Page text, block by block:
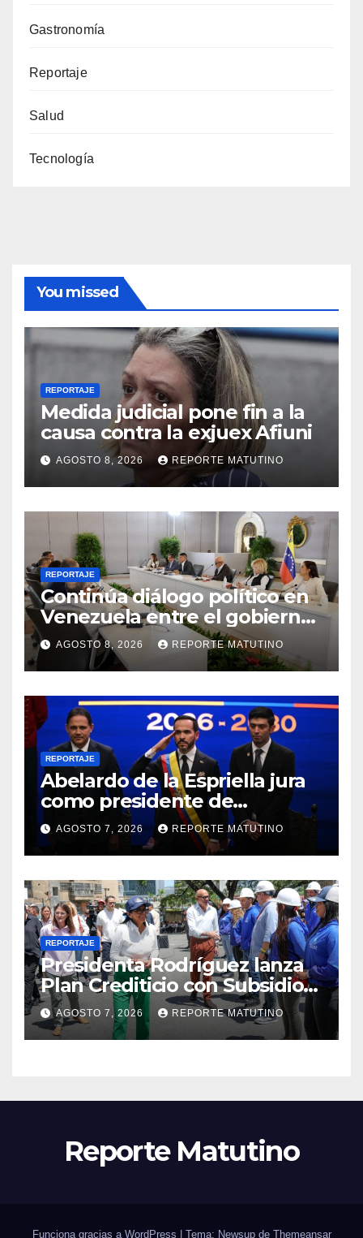
Gastronomía
Reportaje
Salud
Tecnología
You missed
REPORTAJE
Medida judicial pone fin a la
causa contra la exjuex Afiuni
AGOSTO 8, 2026 REPORTE MATUTINO
REPORTAJE
Continúa diálogo político en
Venezuela entre el gobierno
y la oposición
AGOSTO 8, 2026 REPORTE MATUTINO
REPORTAJE
Abelardo de la Espriella jura
como presidente de
Colombia para el periodo
2026-2030
AGOSTO 7, 2026 REPORTE MATUTINO
REPORTAJE
Presidenta Rodríguez lanza
Plan Crediticio con Subsidio
Directo en encuentro con
Juntas de Condominio
AGOSTO 7, 2026 REPORTE MATUTINO
Reporte Matutino
Funciona gracias a WordPress Tema: Newsup de Themeansar